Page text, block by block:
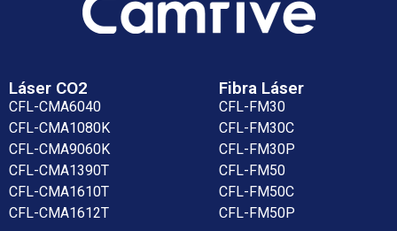
Láser CO2
CFL-CMA6040
CFL-CMA1080K
CFL-CMA9060K
CFL-CMA1390T
CFL-CMA1610T
CFL-CMA1612T
Fibra Láser
CFL-FM30
CFL-FM30C
CFL-FM30P
CFL-FM50
CFL-FM50C
CFL-FM50P